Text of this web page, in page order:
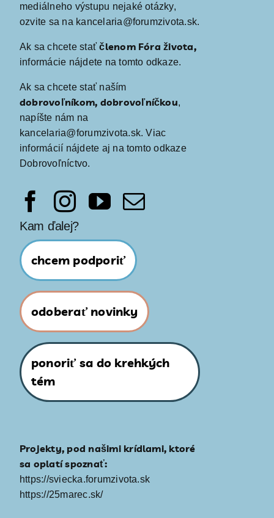
mediálneho výstupu nejaké otázky,
ozvite sa na kancelaria@forumzivota.sk.
Ak sa chcete staťčlenom Fóra života,
informácie nájdete na tomto odkaze.
Ak sa chcete stať naším
dobrovoľníkom, dobrovoľníčkou,
napíšte nám na
kancelaria@forumzivota.sk. Viac
informácií nájdete aj na tomto odkaze
Dobrovoľníctvo.
Kam ďalej?
chcem podporiť
odoberať novinky
ponoriť sa do krehkých
tém
Projekty, pod našimi krídlami, ktoré
sa oplatí spoznať:
https://sviecka.forumzivota.sk
https://25marec.sk/